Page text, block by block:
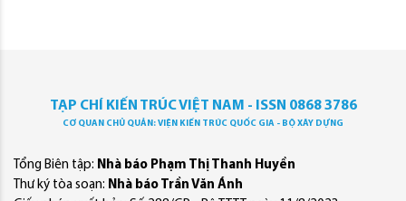
TẠP CHÍ KIẾN TRÚC VIỆT NAM - ISSN 0868 3786
CƠ QUAN CHỦ QUẢN: VIỆN KIẾN TRÚC QUỐC GIA - BỘ XÂY DỰNG
Tổng Biên tập: Nhà báo Phạm Thị Thanh Huyền
Thư ký tòa soạn: Nhà báo Trần Văn Ánh